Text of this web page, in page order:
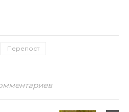
Перепост